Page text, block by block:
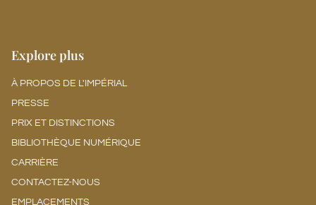
Explore plus
À PROPOS DE L'IMPÉRIAL
PRESSE
PRIX ET DISTINCTIONS
BIBLIOTHÈQUE NUMÉRIQUE
CARRIÈRE
CONTACTEZ-NOUS
EMPLACEMENTS